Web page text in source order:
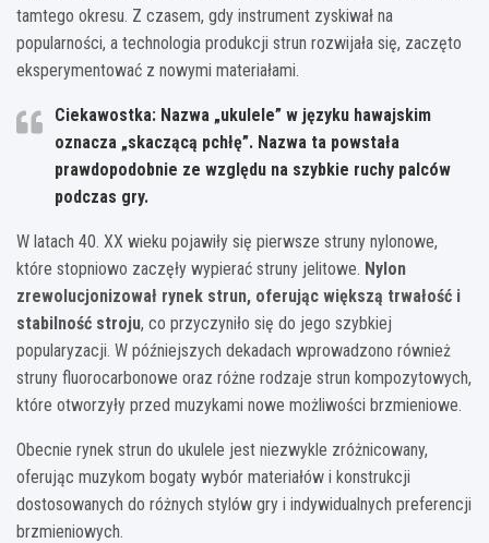
tamtego okresu. Z czasem, gdy instrument zyskiwał na
popularności, a technologia produkcji strun rozwijała się, zaczęto
eksperymentować z nowymi materiałami.
Ciekawostka: Nazwa „ukulele” w języku hawajskim
oznacza „skaczącą pchłę”. Nazwa ta powstała
prawdopodobnie ze względu na szybkie ruchy palców
podczas gry.
W latach 40. XX wieku pojawiły się pierwsze struny nylonowe,
które stopniowo zaczęły wypierać struny jelitowe. Nylon
zrewolucjonizował rynek strun, oferując większą trwałość i
stabilność stroju, co przyczyniło się do jego szybkiej
popularyzacji. W późniejszych dekadach wprowadzono również
struny fluorocarbonowe oraz różne rodzaje strun kompozytowych,
które otworzyły przed muzykami nowe możliwości brzmieniowe.
Obecnie rynek strun do ukulele jest niezwykle zróżnicowany,
oferując muzykom bogaty wybór materiałów i konstrukcji
dostosowanych do różnych stylów gry i indywidualnych preferencji
brzmieniowych.